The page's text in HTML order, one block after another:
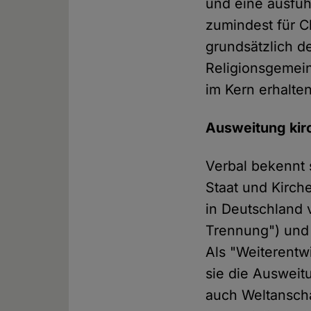
und eine
zumindest für
grundsätzlich
im Kern
Ausweitung
Verbal bekennt
Staat und
in Deutschland
Trennung")
Als
sie die
auch